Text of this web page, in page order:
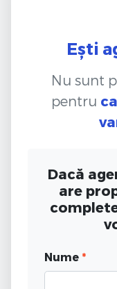
Ești
Nu sunt
pentru
Dacă
are
Nume *